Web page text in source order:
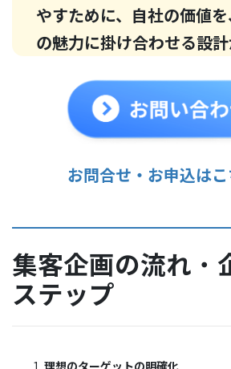
やすために、自社の価値
の魅力に掛け合わせる設計
お問合せ・お申込は
集客企画の流れ ・
ステップ
理想のターゲットの明確化